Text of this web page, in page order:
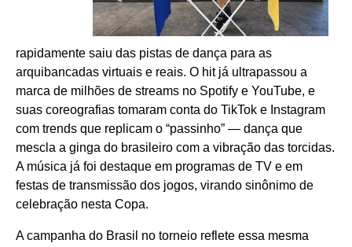
rapidamente saiu das pistas de dança para as
arquibancadas virtuais e reais. O hit já ultrapassou a
marca de milhões de streams no Spotify e YouTube, e
suas coreografias tomaram conta do TikTok e Instagram
com trends que replicam o “passinho” — dança que
mescla a ginga do brasileiro com a vibração das torcidas.
A música já foi destaque em programas de TV e em
festas de transmissão dos jogos, virando sinônimo de
celebração nesta Copa.
A campanha do Brasil no torneio reflete essa mesma